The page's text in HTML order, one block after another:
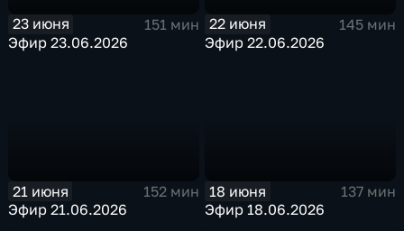
23 июня
151 мин
Эфир 23.06.2026
22 июня
145 мин
Эфир 22.06.2026
21 июня
152 мин
Эфир 21.06.2026
18 июня
137 мин
Эфир 18.06.2026